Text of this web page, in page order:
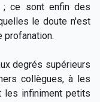
; ce sont enfin des
le doute n'est
profanation.
degrés supérieurs
collègues, à les
les infiniment petits